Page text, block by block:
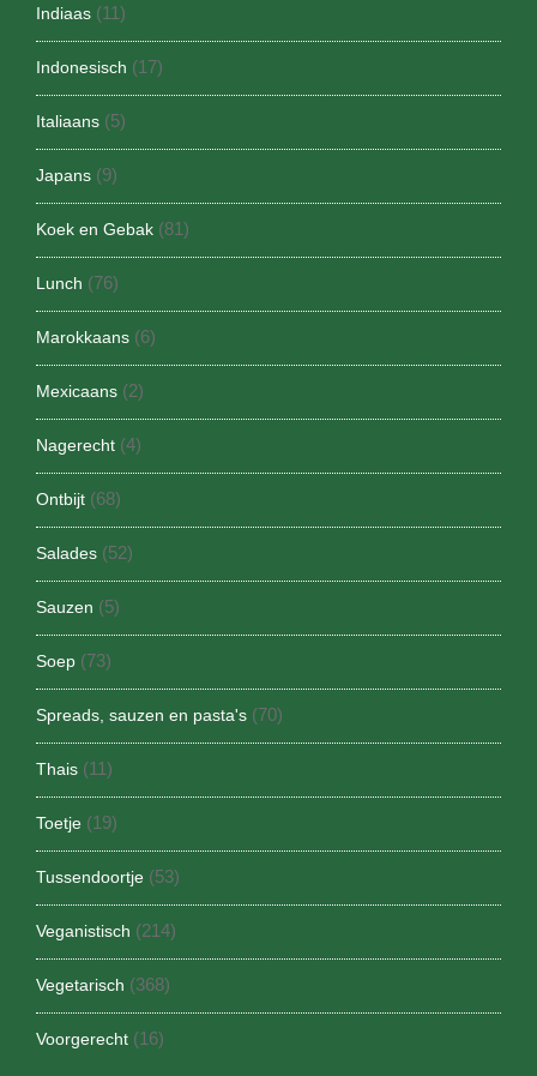
Indiaas (11)
Indonesisch (17)
Italiaans (5)
Japans (9)
Koek en Gebak (81)
Lunch (76)
Marokkaans (6)
Mexicaans (2)
Nagerecht (4)
Ontbijt (68)
Salades (52)
Sauzen (5)
Soep (73)
Spreads, sauzen en pasta's (70)
Thais (11)
Toetje (19)
Tussendoortje (53)
Veganistisch (214)
Vegetarisch (368)
Voorgerecht (16)